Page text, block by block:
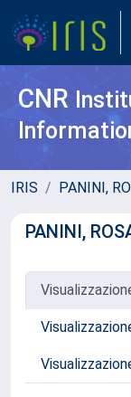
CNR
IRIS PANINI,
PANINI,